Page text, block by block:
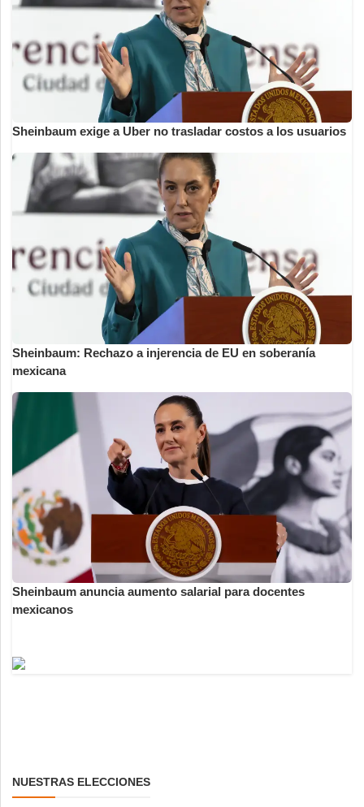
Sheinbaum exige a Uber no trasladar costos a los usuarios
Sheinbaum: Rechazo a injerencia de EU en soberanía
mexicana
Sheinbaum anuncia aumento salarial para docentes
mexicanos
NUESTRAS ELECCIONES